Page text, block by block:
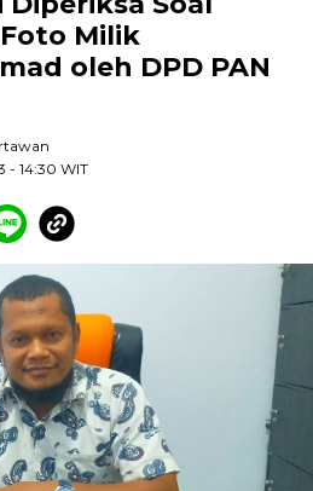
Milik
oleh DPD PAN
- 14:30 WIT